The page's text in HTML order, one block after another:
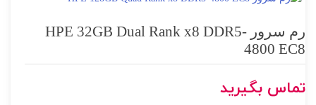
رم سرور HPE 32GB Dual Rank x8 DDR5-
4800 EC8
تماس بگیرید